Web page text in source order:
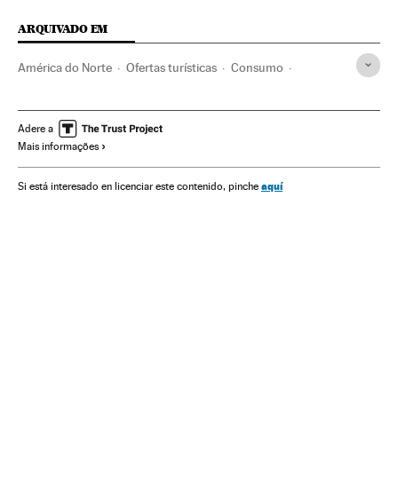
ARQUIVADO EM
América do Norte Ofertas turísticas Consumo
Flórida Viagens Brasil
América Latina
Adere a
Mais informações
Si está interesado en licenciar este contenido, pinche aquí